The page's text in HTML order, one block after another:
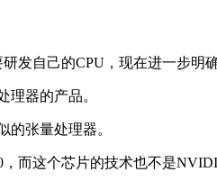
发自己的CPU，现在进一步明
理器的产品。
张量处理器。
而这个芯片的技术也不是